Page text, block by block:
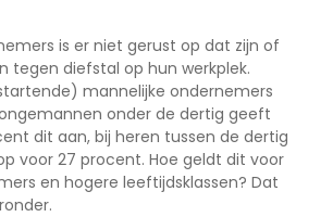
is er niet gerust op dat zijn of
tegen diefstal op hun werkplek.
mannelijke ondernemers
onder de dertig geeft
dit aan, bij heren tussen de dertig
voor 27 procent. Hoe geldt dit voor
en hogere leeftijdsklassen? Dat